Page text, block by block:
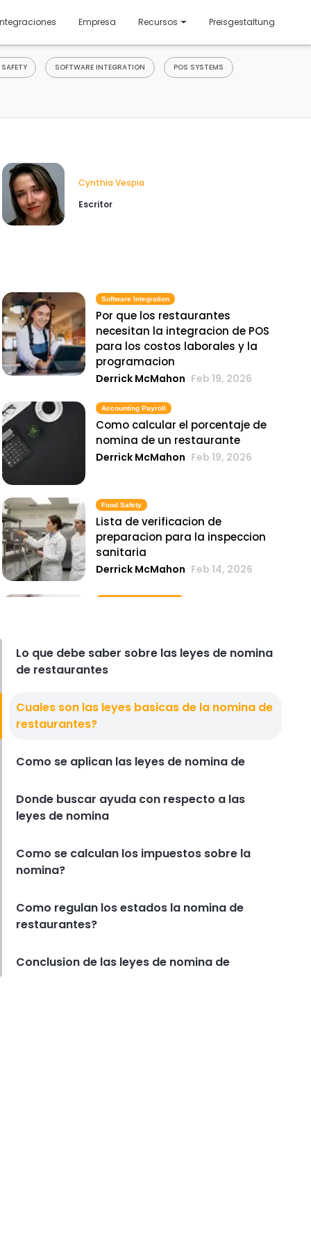
Empresa Recursos Preisgestaltung
SOFTWARE INTEGRATION POS SYSTEMS
Cynthia Vespia
Escritor
Software Integration
Por que los restaurantes
necesitan la integracion de POS
para los costos laborales y la
programacion
Derrick McMahon Feb 19, 2026
Accounting Payroll
Como calcular el porcentaje de
nomina de un restaurante
Derrick McMahon Feb 19, 2026
Food Safety
Lista de verificacion de
preparacion para la inspeccion
sanitaria
Derrick McMahon Feb 14, 2026
costo de los alimentos bajo
Employee Scheduling
Lista de verificacion para la
restaurante
Food Safety
Lista de verificacion de seguridad
Derrick McMahon Feb 11, 2026
Restaurant Management
Como saber si su restaurante ha
Lo que debe saber sobre las leyes de nomina
de restaurantes
Cuales son las leyes basicas de la nomina de
restaurantes?
Como se aplican las leyes de nomina de
Donde buscar ayuda con respecto a las
leyes de nomina
Como se calculan los impuestos sobre la
nomina?
Como regulan los estados la nomina de
restaurantes?
Conclusion de las leyes de nomina de